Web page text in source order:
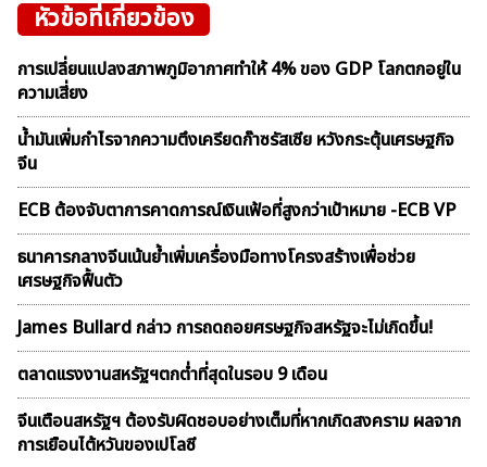
หัวข้อที่เกี่ยวข้อง
การเปลี่ยนแปลงสภาพภูมิอากาศทำให้ 4% ของ GDP โลกตกอยู่ใน
ความเสี่ยง
น้ำมันเพิ่มกำไรจากความตึงเครียดก๊าซรัสเซีย หวังกระตุ้นเศรษฐกิจ
จีน
ECB ต้องจับตาการคาดการณ์เงินเฟ้อที่สูงกว่าเป้าหมาย -ECB VP
ธนาคารกลางจีนเน้นย้ำเพิ่มเครื่องมือทางโครงสร้างเพื่อช่วย
เศรษฐกิจฟื้นตัว
James Bullard กล่าว การถดถอยศรษฐกิจสหรัฐจะไม่เกิดขึ้น!
ตลาดเเรงงานสหรัฐฯตกต่ำที่สุดในรอบ 9 เดือน
จีนเตือนสหรัฐฯ ต้องรับผิดชอบอย่างเต็มที่หากเกิดสงคราม ผลจาก
การเยือนไต้หวันของเปโลซี